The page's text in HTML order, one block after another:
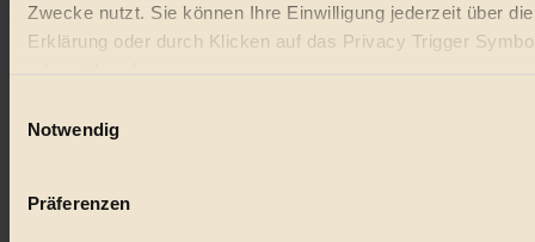
Zwecke nutzt. Sie können Ihre Einwilligung jederzeit über
Erklärung oder durch Klicken auf das Privacy Trigger
oder widerrufen
Wenn Sie es erlauben, würden wir auch gerne:
Ihr Gerät durch aktives Scannen nach bestimmten
Notwendig
Präferenzen
Bio
Vegan